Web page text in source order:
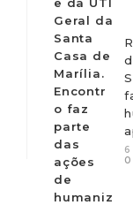
6
0